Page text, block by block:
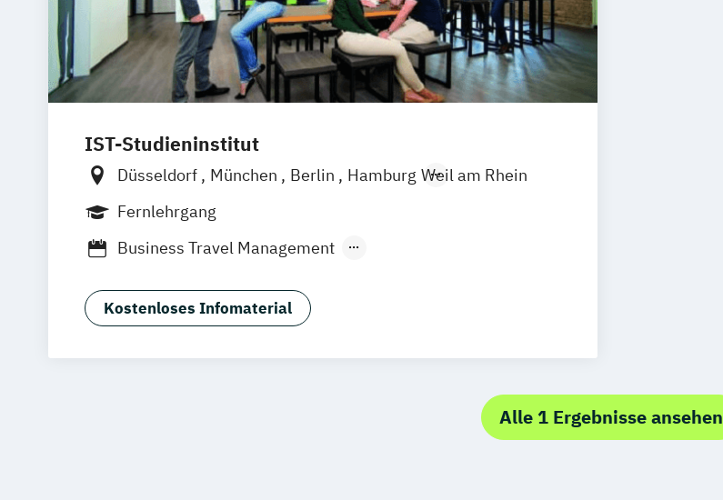
IST-Studieninstitut
Düsseldorf München Berlin Hamburg Weil am Rhein
Fernlehrgang
Business Travel Management
Geprüfte:r Tourismusfachwirt:in (IHK)
Human Ressources in der Hotellerie
Kostenloses Infomaterial
Alle 1 Ergebnisse ansehen